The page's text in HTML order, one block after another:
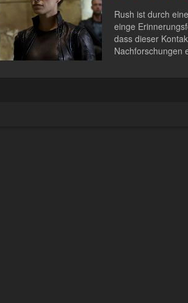
Rush ist durch
einge
dass dieser
Nachforschungen